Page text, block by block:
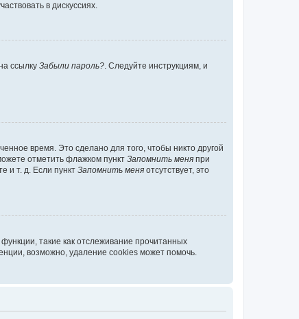
в дискуссиях.
ссылку Забыли пароль? . Следуйте инструкциям, и
время. Это сделано для того, чтобы никто другой
отметить флажком пункт Запомнить меня при
и т. д. Если пункт Запомнить меня отсутствует, это
такие как отслеживание прочитанных
возможно, удаление cookies может помочь.